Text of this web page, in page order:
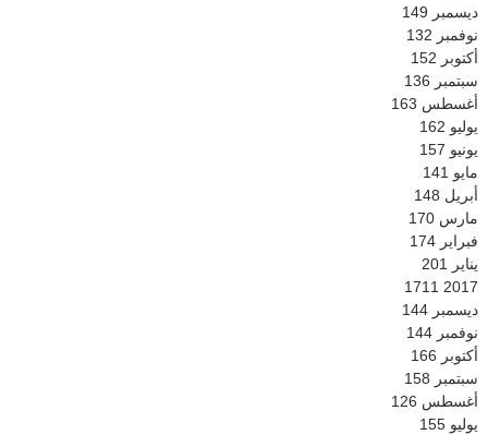
ديسمبر 149
نوفمبر 132
أكتوبر 152
سبتمبر 136
أغسطس 163
يوليو 162
يونيو 157
مايو 141
أبريل 148
مارس 170
فبراير 174
يناير 201
2017
1711
ديسمبر 144
نوفمبر 144
أكتوبر 166
سبتمبر 158
أغسطس 126
يوليو 155